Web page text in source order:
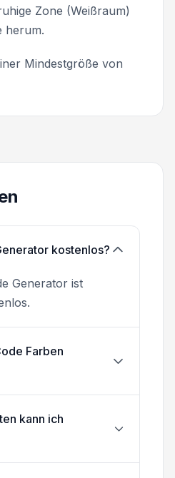
Zone (Weißraum)
herum.
Mindestgröße von
kostenlos?
Generator ist
Farben
kann ich